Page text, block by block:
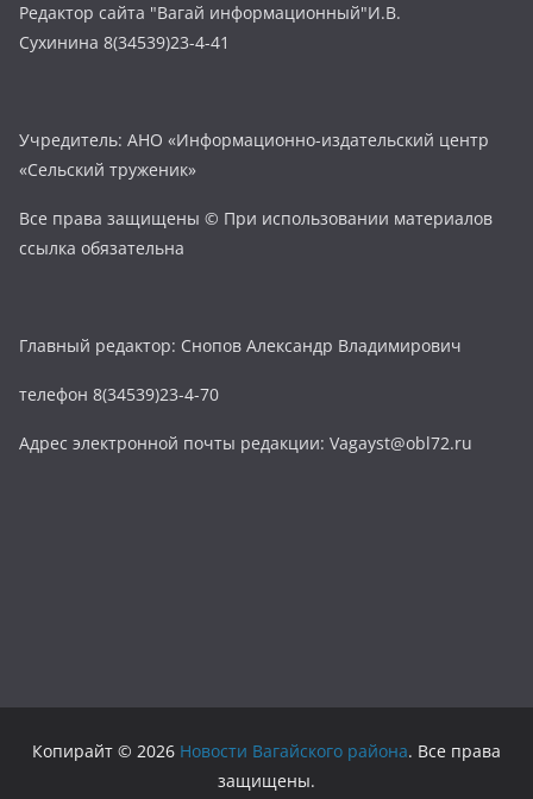
Редактор сайта "Вагай информационный"И.В.
Сухинина 8(34539)23-4-41
Учредитель: АНО «Информационно-издательский центр
«Сельский труженик»
Все права защищены © При использовании материалов
ссылка обязательна
Главный редактор: Снопов Александр Владимирович
телефон 8(34539)23-4-70
Адрес электронной почты редакции: Vagayst@obl72.ru
Копирайт © 2026 Новости Вагайского района. Все права
защищены.